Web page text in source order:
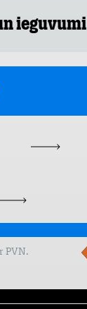
ieguvumi
PVN.